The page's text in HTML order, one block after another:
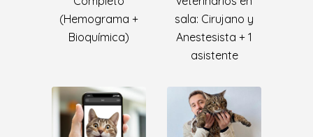
(Hemograma +
Bioquímica)
sala: Cirujano y
Anestesista + 1
asistente